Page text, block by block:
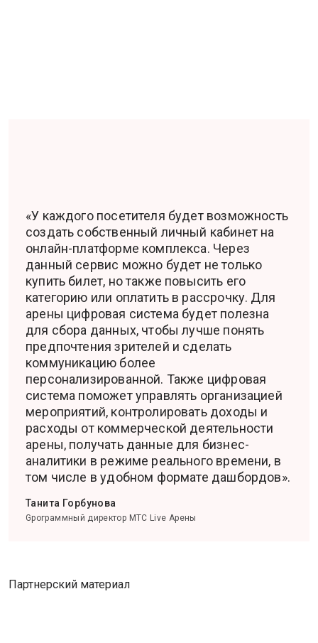
«У каждого посетителя будет возможность
создать собственный личный кабинет на
онлайн-платформе комплекса. Через
данный сервис можно будет не только
купить билет, но также повысить его
категорию или оплатить в рассрочку. Для
арены цифровая система будет полезна
для сбора данных, чтобы лучше понять
предпочтения зрителей и сделать
коммуникацию более
персонализированной. Также цифровая
система поможет управлять организацией
мероприятий, контролировать доходы и
расходы от коммерческой деятельности
арены, получать данные для бизнес-
аналитики в режиме реального времени, в
том числе в удобном формате дашбордов».
Танита Горбунова
Gрограммный директор МТС Live Арены
Партнерский материал